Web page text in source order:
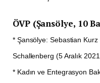
ÖVP (Şansölye, 10
* Şansölye: Sebastian
Schallenberg (5 Aralık
* Kadın ve Entegrasyon